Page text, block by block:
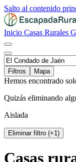
Salto al contenido
Inicio Casas Rurales
Filtros
Mapa
Hemos encontrado
Quizás eliminando
Aislada
Eliminar filtro (+1)
Casas